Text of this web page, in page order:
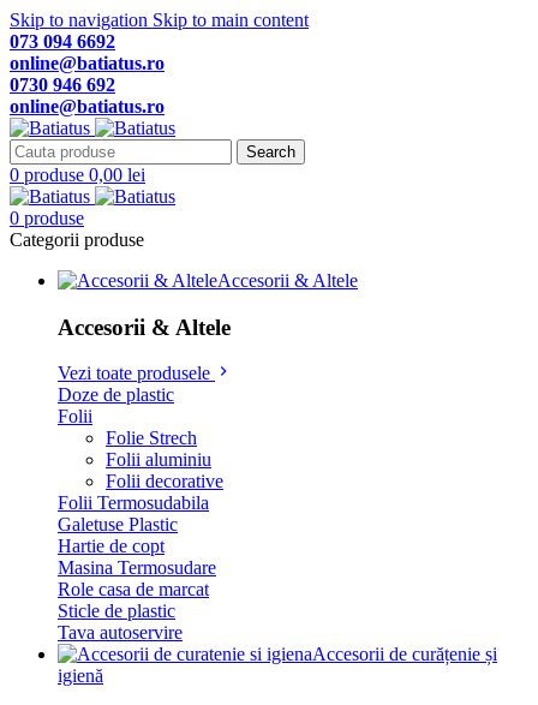
Skip to navigation Skip to main content
073 094 6692
online@batiatus.ro
0730 946 692
online@batiatus.ro
Search
0 produse 0,00 lei
0 produse
Categorii produse
Accesorii & Altele
Accesorii & Altele
Vezi toate produsele
Doze de plastic
Folii
Folie Strech
Folii aluminiu
Folii decorative
Folii Termosudabila
Galetuse Plastic
Hartie de copt
Masina Termosudare
Role casa de marcat
Sticle de plastic
Tava autoservire
Accesorii de curățenie și
igienă